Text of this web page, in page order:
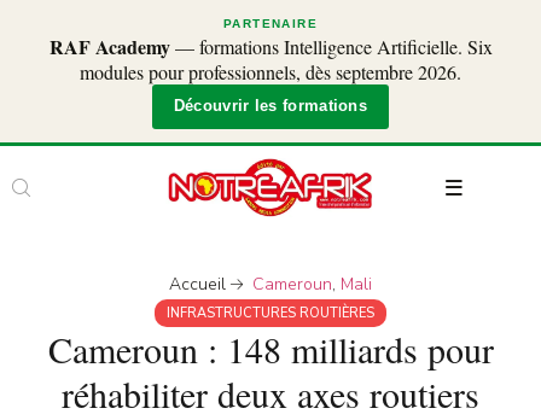
PARTENAIRE
RAF Academy— formations Intelligence Artificielle. Six
modules pour professionnels, dès septembre 2026.
Découvrir les formations
Accueil Cameroun, Mali
INFRASTRUCTURES ROUTIÈRES
Cameroun : 148 milliards pour
réhabiliter deux axes routiers